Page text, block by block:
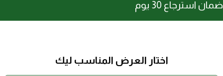
ضمان استرجاع 30 يوم
اختار العرض المناسب ليك